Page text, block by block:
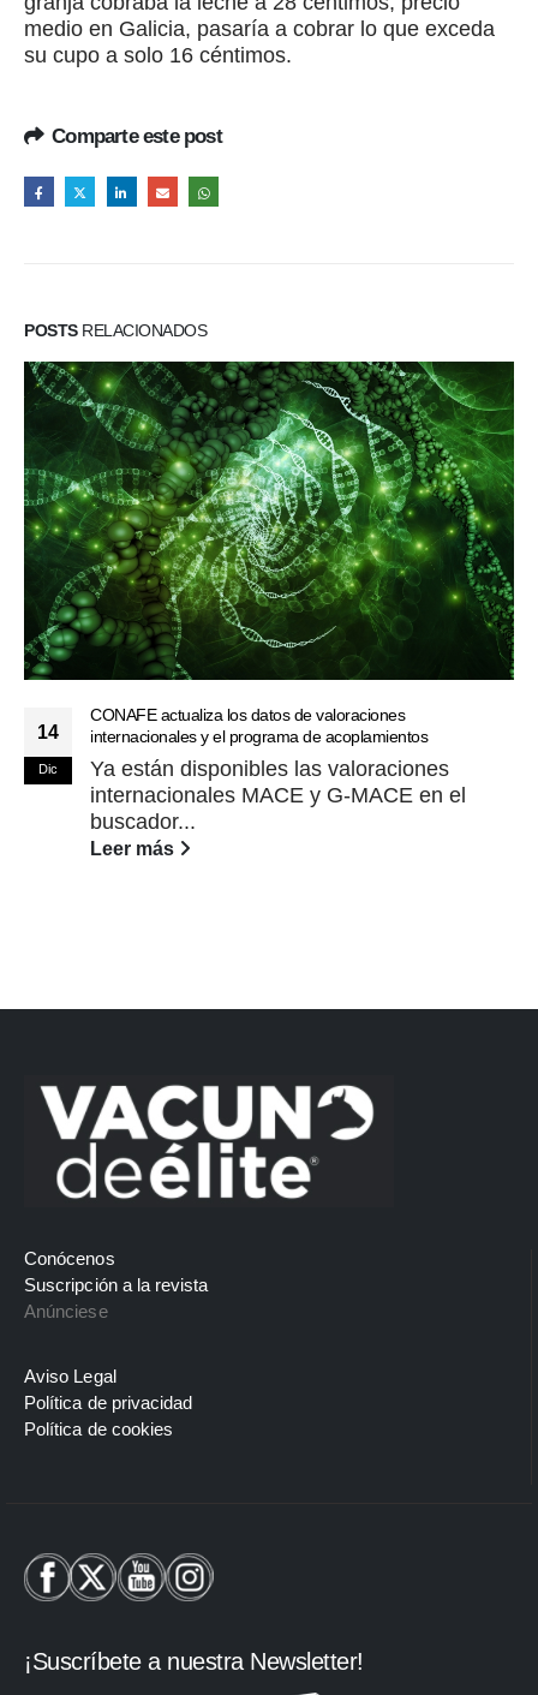
medio en Galicia, pasaría a cobrar lo que exceda
su cupo a solo 16 céntimos.
Comparte este post
POSTSRELACIONADOS
14
Dic
CONAFE actualiza los datos de valoraciones
internacionales y el programa de acoplamientos
Ya están disponibles las valoraciones
internacionales MACE y G-MACE en el
buscador...
Leer más
Conócenos
Suscripción a la revista
Anúnciese
Aviso Legal
Política de privacidad
Política de cookies
¡Suscríbete a nuestra Newsletter!